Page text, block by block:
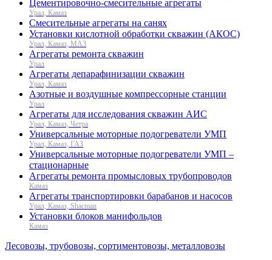
Цементировочно-смесительные агрегаты
Урал, Камаз
Смесительные агрегаты на санях
Установки кислотной обработки скважин (АКОС)
Урал, Камаз, МАЗ
Агрегаты ремонта скважин
Урал
Агрегаты депарафинизации скважин
Урал, Камаз
Азотные и воздушные компрессорные станции
Урал
Агрегаты для исследования скважин АИС
Урал, Камаз, Четра
Универсальные моторные подогреватели УМП
Урал, Камаз, ГАЗ
Универсальные моторные подогреватели УМП –
стационарные
Агрегаты ремонта промысловых трубопроводов
Камаз
Агрегаты транспортировки барабанов и насосов
Урал, Камаз, Shacman
Установки блоков манифольдов
Камаз
Лесовозы, трубовозы, сортиментовозы, металловозы